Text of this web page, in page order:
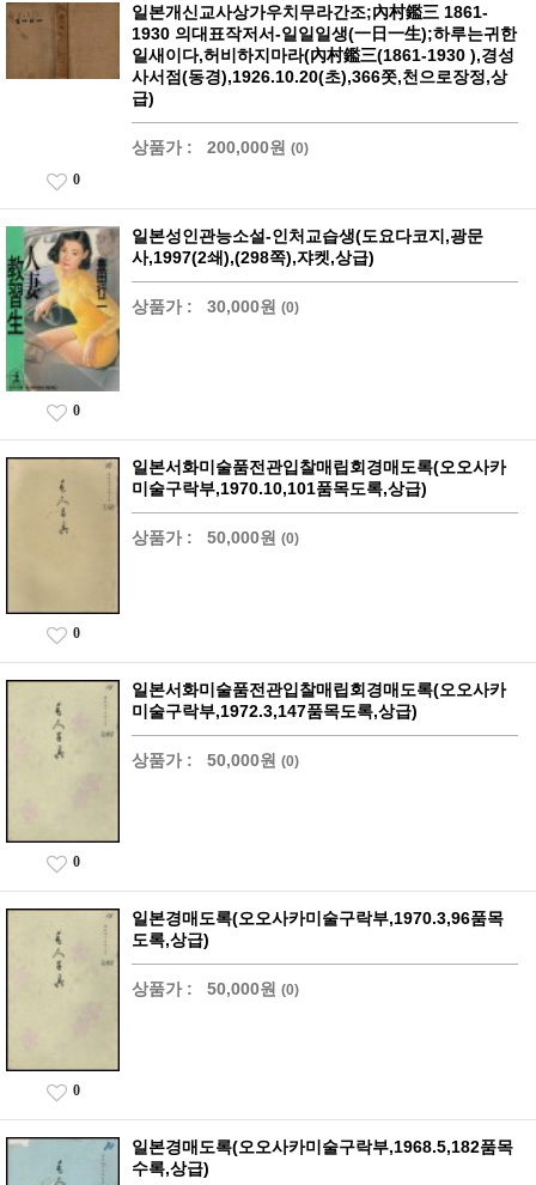
일본개신교사상가우치무라간조;內村鑑三 1861-
1930 의대표작저서-일일일생(一日一生);하루는귀한
일새이다,허비하지마라(內村鑑三(1861-1930 ),경성
사서점(동경),1926.10.20(초),366쫏,천으로장정,상
급)
상품가 : 200,000원 (0)
0
일본성인관능소설-인처교습생(도요다코지,광문
사,1997(2쇄),(298쪽),쟈켓,상급)
상품가 : 30,000원 (0)
0
일본서화미술품전관입찰매립회경매도록(오오사카
미술구락부,1970.10,101품목도록,상급)
상품가 : 50,000원 (0)
0
일본서화미술품전관입찰매립회경매도록(오오사카
미술구락부,1972.3,147품목도록,상급)
상품가 : 50,000원 (0)
0
일본경매도록(오오사카미술구락부,1970.3,96품목
도록,상급)
상품가 : 50,000원 (0)
0
일본경매도록(오오사카미술구락부,1968.5,182품목
수록,상급)